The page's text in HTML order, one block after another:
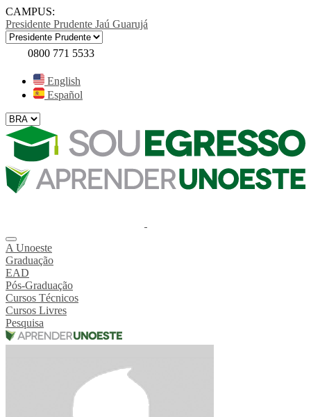
CAMPUS:
Presidente Prudente Jaú Guarujá
0800 771 5533
English
Español
A Unoeste
Graduação
EAD
Pós-Graduação
Cursos Técnicos
Cursos Livres
Pesquisa